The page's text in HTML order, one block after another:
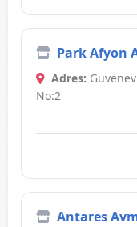
Park Afyon
Adres:
No:2
Antares